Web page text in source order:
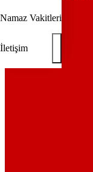
Namaz Vakitleri
İletişim